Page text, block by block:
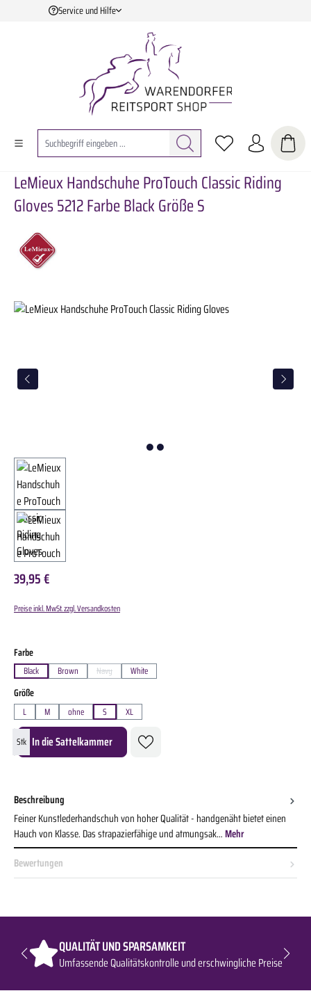
Zum Hauptinhalt springen
Service und Hilfe
LeMieux Handschuhe ProTouch Classic Riding
Gloves 5212 Farbe Black Größe S
Bildergalerie überspringen
39,95 €
Preise inkl. MwSt. zzgl. Versandkosten
Farbeauswählen
Black Brown Navy(Diese Option ist zurzeit nicht verfügbar.)
White
Größeauswählen
L M ohne S XL
Produkt Anzahl: Gib den gewünschten Wert ein oder benutze die Schaltflächen um die
Stk In die Sattelkammer
Beschreibung
Feiner Kunstlederhandschuh von hoher Qualität - handgenäht bietet einen
Hauch von Klasse. Das strapazierfähige und atmungsak…Mehr
Bewertungen
QUALITÄT UND SPARSAMKEIT
Umfassende Qualitätskontrolle und erschwingliche Preise